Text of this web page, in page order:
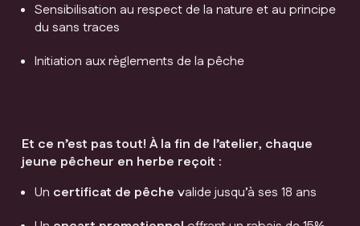
Sensibilisation au respect de la nature et au principe
du sans traces
Initiation aux règlements de la pêche
Et ce n’est pas tout! À la fin de l’atelier, chaque
jeune pêcheur en herbe reçoit :
Un certificat de pêche valide jusqu’à ses 18 ans